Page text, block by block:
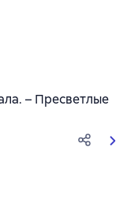
37 оценок
– Пресветлые